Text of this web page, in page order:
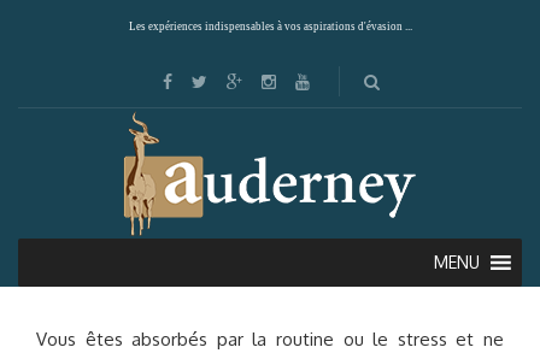
Les expériences indispensables à vos aspirations d'évasion ...
MENU
L’ART DU BIEN ÊTRE
Vous êtes absorbés par la routine ou le stress et ne